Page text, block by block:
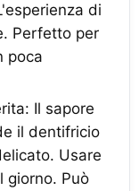
di
Perfetto per
poca
Il sapore
il dentifricio
Usare
giorno. Può